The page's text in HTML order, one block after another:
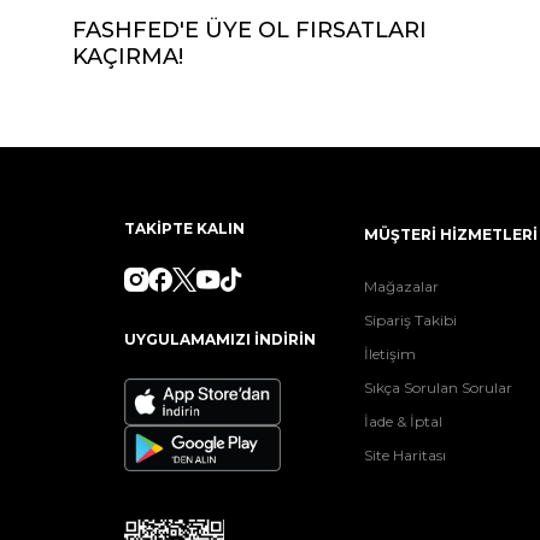
FASHFED'E ÜYE OL FIRSATLARI
KAÇIRMA!
TAKİPTE KALIN
UYGULAMAMIZI İNDİRİN
MÜŞTERİ HİZMETLERİ
Mağazalar
Sipariş Takibi
İletişim
Sıkça Sorulan Sorular
İade & İptal
Site Haritası